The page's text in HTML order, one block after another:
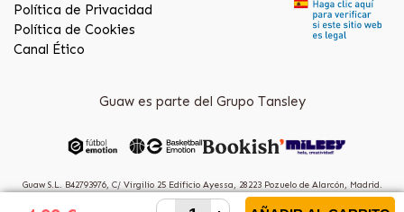
Política de Privacidad
Política de Cookies
Canal Ético
Guaw es parte del Grupo Tansley
Guaw S.L. B42793976, C/ Virgilio 25 Edificio Ayessa, 28223 Pozuelo de Alarcón, Madrid.
(Spain)